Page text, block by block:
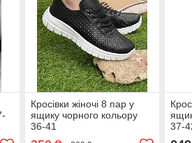
Кросівки жіночі 8 пар у
ящику чорного кольору
36-41
37-